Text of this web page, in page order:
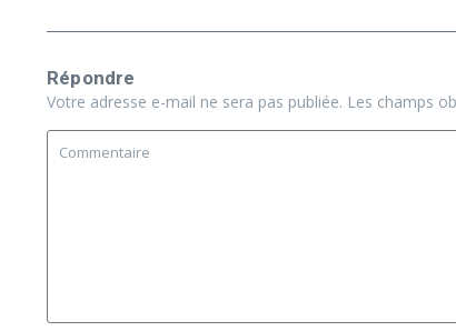
Répondre
Votre adresse e-mail ne sera pas publiée. Les champs